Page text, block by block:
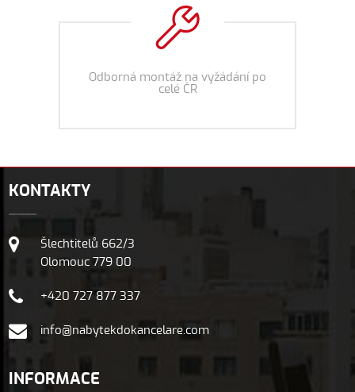
Odborná montáž na vyžádání po
celé ČR
KONTAKTY
Šlechtitelů 662/3
Olomouc 779 00
+420 727 877 337
info@nabytekdokancelare.com
INFORMACE